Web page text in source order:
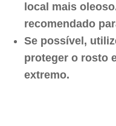
local mais
recomendado
Se possível,
proteger o rosto
extremo.